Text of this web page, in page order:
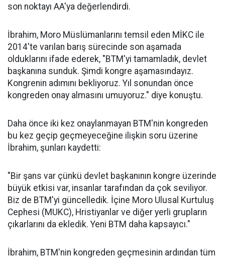
son noktayı AA'ya değerlendirdi.
İbrahim, Moro Müslümanlarını temsil eden MİKC ile
2014'te varılan barış sürecinde son aşamada
olduklarını ifade ederek, "BTM'yi tamamladık, devlet
başkanına sunduk. Şimdi kongre aşamasındayız.
Kongrenin adımını bekliyoruz. Yıl sonundan önce
kongreden onay almasını umuyoruz." diye konuştu.
Daha önce iki kez onaylanmayan BTM'nin kongreden
bu kez geçip geçmeyeceğine ilişkin soru üzerine
İbrahim, şunları kaydetti:
"Bir şans var çünkü devlet başkanının kongre üzerinde
büyük etkisi var, insanlar tarafından da çok seviliyor.
Biz de BTM'yi güncelledik. İçine Moro Ulusal Kurtuluş
Cephesi (MUKC), Hristiyanlar ve diğer yerli grupların
çıkarlarını da ekledik. Yeni BTM daha kapsayıcı."
İbrahim, BTM'nin kongreden geçmesinin ardından tüm